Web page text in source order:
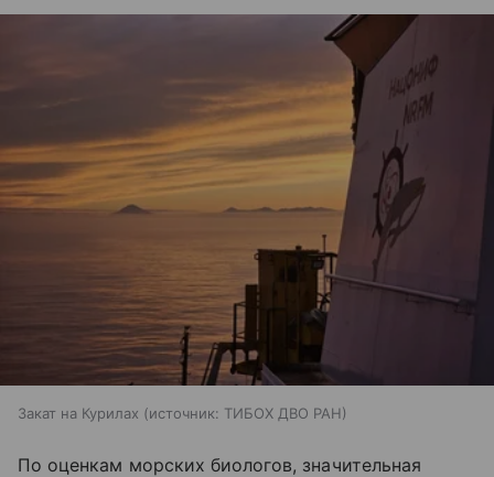
Закат на Курилах источник: ТИБОХ ДВО РАН
По оценкам морских биологов, значительная